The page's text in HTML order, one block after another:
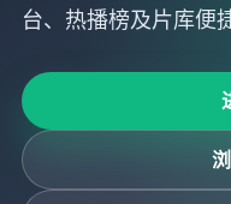
台、热播榜及片库便